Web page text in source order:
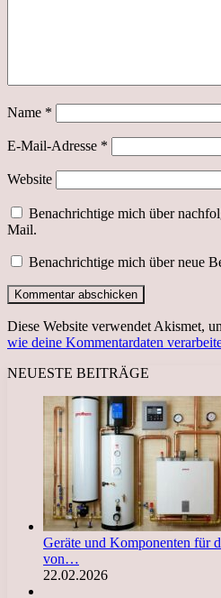
Name *
E-Mail-Adresse *
Website
Benachrichtige mich über
Mail.
Benachrichtige mich über neue
Diese Website verwendet Akismet,
wie deine Kommentardaten
NEUESTE BEITRÄGE
Geräte und Komponenten für
von…
22.02.2026